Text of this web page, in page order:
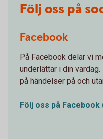
Följ oss på
Facebook
På Facebook delar vi
underlättar i din
på händelser på och
Följ oss på Facebook